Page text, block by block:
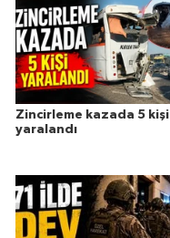
Zincirleme kazada 5 kişi
yaralandı